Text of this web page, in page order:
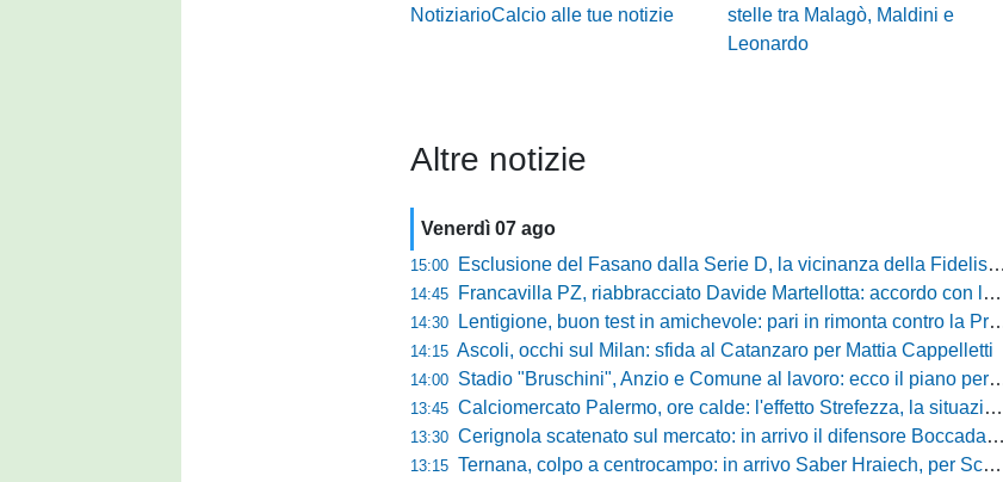
NotiziarioCalcio alle tue notizie
stelle tra Malagò, Maldini e
Leonardo
Altre notizie
Venerdì 07 ago
15:00 Esclusione del Fasano dalla Serie D, la vicinanza della Fidelis Andria e le parole del presidente Vallarella
14:45 Francavilla PZ, riabbracciato Davide Martellotta: accordo con la Folgore Caratese per il ritorno in prestito
14:30 Lentigione, buon test in amichevole: pari in rimonta contro la Primavera del Sassuolo
14:15 Ascoli, occhi sul Milan: sfida al Catanzaro per Mattia Cappelletti
14:00 Stadio "Bruschini", Anzio e Comune al lavoro: ecco il piano per far rientrare i tifosi
13:45 Calciomercato Palermo, ore calde: l'effetto Strefezza, la situazione Segre e i nomi per l'attacco
13:30 Cerignola scatenato sul mercato: in arrivo il difensore Boccadamo a titolo temporaneo
13:15 Ternana, colpo a centrocampo: in arrivo Saber Hraiech, per Scappini si attende l'accordo